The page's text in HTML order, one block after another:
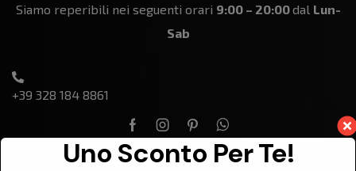
Siamo reperibili nei seguenti orari 9:00 – 20:00dal Lun-
Sab
+39 328 184 8861
Uno Sconto Per Te!